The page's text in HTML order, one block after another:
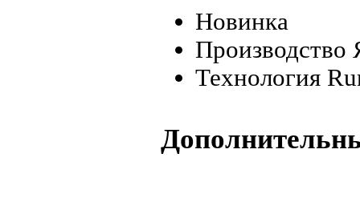
Новинка
Производство
Технология